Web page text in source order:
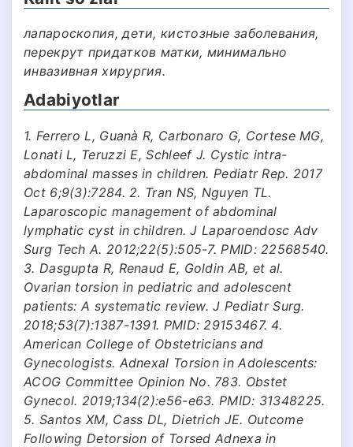
лапароскопия, дети, кистозные заболевания,
перекрут придатков матки, минимально
инвазивная хирургия.
Adabiyotlar
1. Ferrero L, Guanà R, Carbonaro G, Cortese MG,
Lonati L, Teruzzi E, Schleef J. Cystic intra-
abdominal masses in children. Pediatr Rep. 2017
Oct 6;9(3):7284. 2. Tran NS, Nguyen TL.
Laparoscopic management of abdominal
lymphatic cyst in children. J Laparoendosc Adv
Surg Tech A. 2012;22(5):505-7. PMID: 22568540.
3. Dasgupta R, Renaud E, Goldin AB, et al.
Ovarian torsion in pediatric and adolescent
patients: A systematic review. J Pediatr Surg.
2018;53(7):1387-1391. PMID: 29153467. 4.
American College of Obstetricians and
Gynecologists. Adnexal Torsion in Adolescents:
ACOG Committee Opinion No. 783. Obstet
Gynecol. 2019;134(2):e56-e63. PMID: 31348225.
5. Santos XM, Cass DL, Dietrich JE. Outcome
Following Detorsion of Torsed Adnexa in